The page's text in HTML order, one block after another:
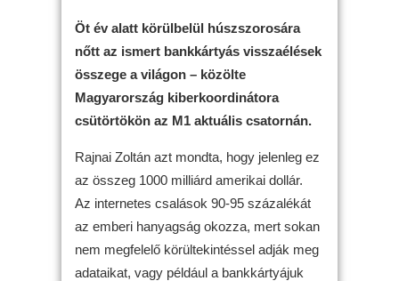
Öt év alatt körülbelül húszszorosára
nőtt az ismert bankkártyás visszaélések
összege a világon – közölte
Magyarország kiberkoordinátora
csütörtökön az M1 aktuális csatornán.
Rajnai Zoltán azt mondta, hogy jelenleg ez
az összeg 1000 milliárd amerikai dollár.
Az internetes csalások 90-95 százalékát
az emberi hanyagság okozza, mert sokan
nem megfelelő körültekintéssel adják meg
adataikat, vagy például a bankkártyájuk